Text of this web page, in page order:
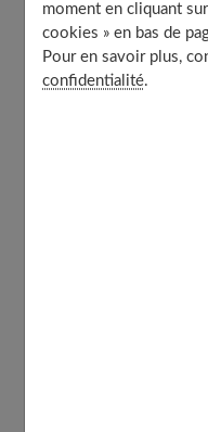
moment en cliquant
cookies » en bas de
Pour en savoir plus,
confidentialité.